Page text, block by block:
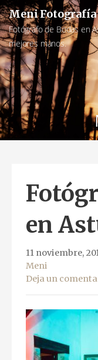
Saltar
al
contenido
Meni Fotografía
Fotógrafo de Bodas en
mejores manos.
en
11 noviembre,
Meni
Deja un